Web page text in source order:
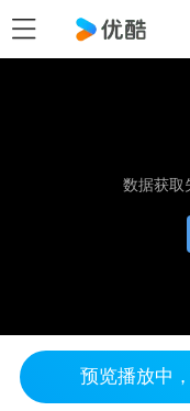
数据获取
预览播放中